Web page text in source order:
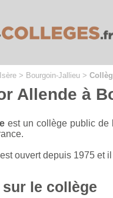
Isère > Bourgoin-Jallieu >
Allende à
est un collège public de
ouvert depuis 1975 et
le collège